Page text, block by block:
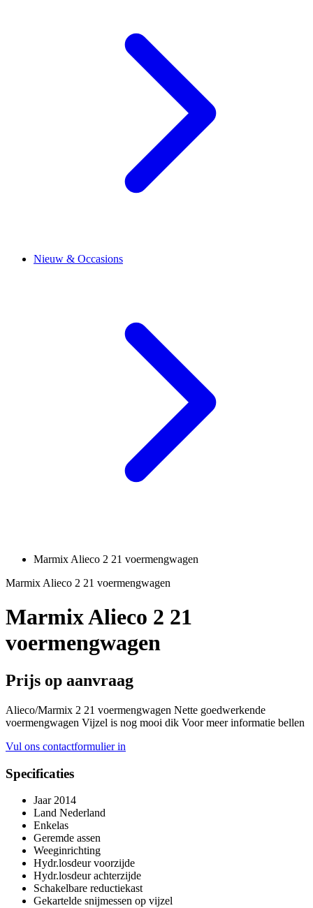
Nieuw & Occasions
Marmix Alieco 2 21 voermengwagen
Marmix Alieco 2 21 voermengwagen
Marmix Alieco 2 21
voermengwagen
Prijs op aanvraag
Alieco/Marmix 2 21 voermengwagen Nette goedwerkende
voermengwagen Vijzel is nog mooi dik Voor meer informatie bellen
Vul ons contactformulier in
Specificaties
Jaar 2014
Land Nederland
Enkelas
Geremde assen
Weeginrichting
Hydr.losdeur voorzijde
Hydr.losdeur achterzijde
Schakelbare reductiekast
Gekartelde snijmessen op vijzel